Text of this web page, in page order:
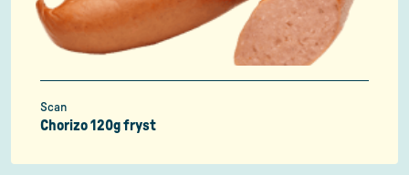
Scan
Chorizo 120g fryst